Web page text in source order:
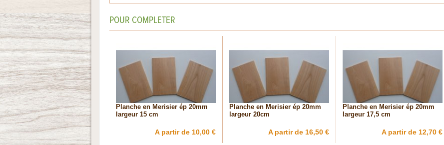
POUR COMPLETER
Planche en Merisier ép 20mm
largeur 15 cm
A partir de 10,00 €
Planche en Merisier ép 20mm
largeur 20cm
A partir de 16,50 €
Planche en Merisier ép 20mm
largeur 17,5 cm
A partir de 12,70 €